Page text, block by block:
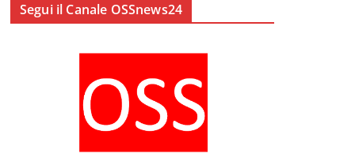
Segui il Canale OSSnews24